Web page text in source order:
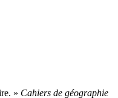
» Cahiers de géographie